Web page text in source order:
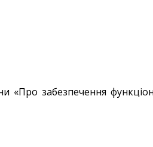
«Про забезпечення